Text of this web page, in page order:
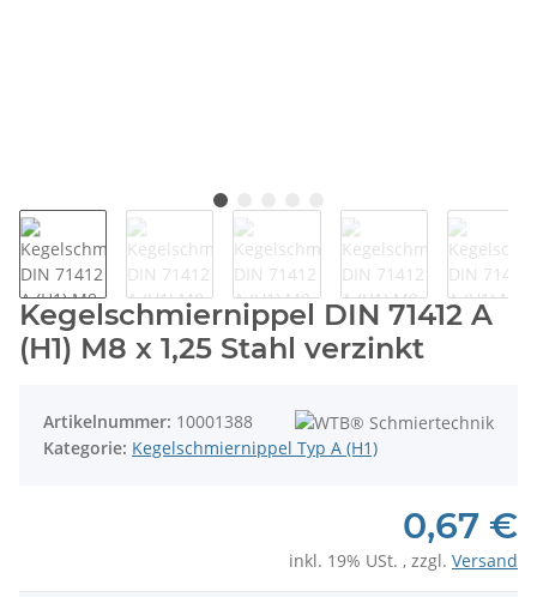
Kegelschmiernippel DIN 71412 A
(H1) M8 x 1,25 Stahl verzinkt
Artikelnummer: 10001388
Kategorie: Kegelschmiernippel Typ A (H1)
0,67 €
inkl. 19% USt. , zzgl. Versand